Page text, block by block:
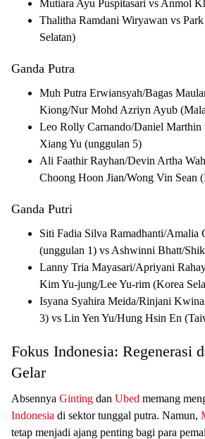
Mutiara Ayu Puspitasari vs Anmol
Thalitha Ramdani Wiryawan vs
Selatan)
Ganda Putra
Muh Putra Erwiansyah/Bagas
Kiong/Nur Mohd Azriyn Ayub
Leo Rolly Carnando/Daniel Marthin
Xiang Yu (unggulan 5)
Ali Faathir Rayhan/Devin Artha
Choong Hoon Jian/Wong Vin Sean
Ganda Putri
Siti Fadia Silva Ramadhanti/Amalia
(unggulan 1) vs Ashwinni Bhatt/
Lanny Tria Mayasari/Apriyani
Kim Yu-jung/Lee Yu-rim (Korea
Isyana Syahira Meida/Rinjani
3) vs Lin Yen Yu/Hung Hsin En
Fokus Indonesia: Regenerasi
Gelar
Absennya Ginting dan Ubed memang
Indonesia di sektor tunggal putra. Namun,
tetap menjadi ajang penting bagi para